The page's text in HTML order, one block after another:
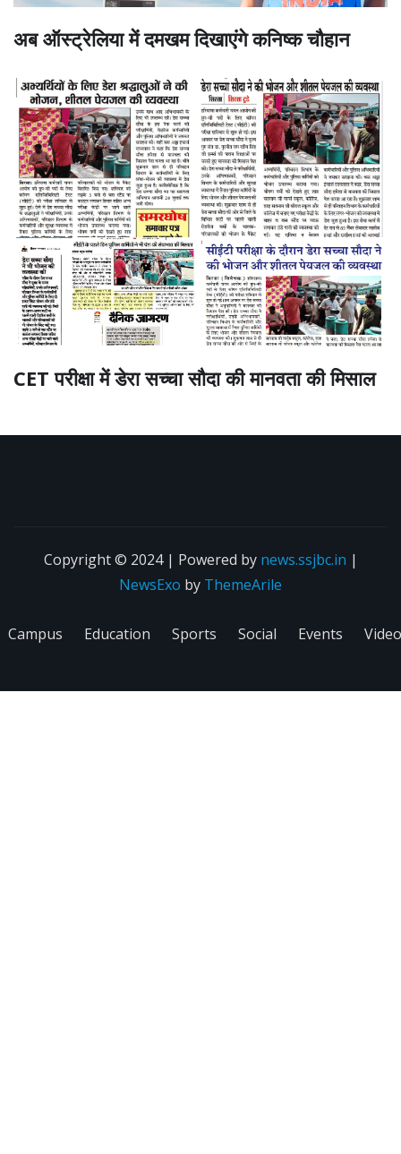
अब ऑस्ट्रेलिया में दमखम दिखाएंगे कनिष्क चौहान
CET परीक्षा में डेरा सच्चा सौदा की मानवता की मिसाल
Copyright © 2024 | Powered by news.ssjbc.in |
NewsExo by ThemeArile
Campus Education Sports Social Events Video